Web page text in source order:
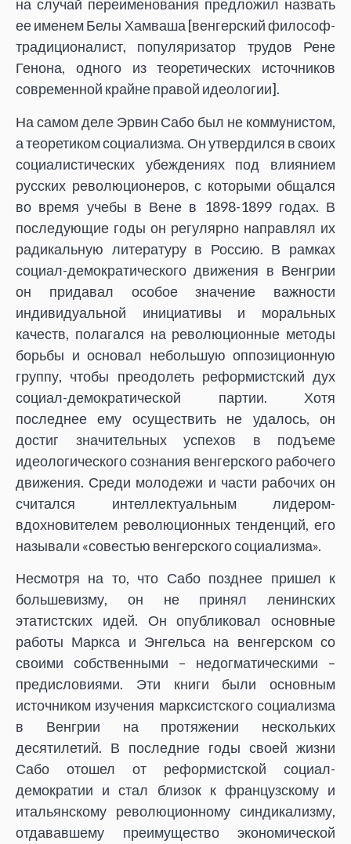
на случай переименования предложил назвать
ее именем Белы Хамваша [венгерский философ-
традиционалист, популяризатор трудов Рене
Генона, одного из теоретических источников
современной крайне правой идеологии].
На самом деле Эрвин Сабо был не коммунистом,
а теоретиком социализма. Он утвердился в своих
социалистических убеждениях под влиянием
русских революционеров, с которыми общался
во время учебы в Вене в 1898-1899 годах. В
последующие годы он регулярно направлял их
радикальную литературу в Россию. В рамках
социал-демократического движения в Венгрии
он придавал особое значение важности
индивидуальной инициативы и моральных
качеств, полагался на революционные методы
борьбы и основал небольшую оппозиционную
группу, чтобы преодолеть реформистский дух
социал-демократической партии. Хотя
последнее ему осуществить не удалось, он
достиг значительных успехов в подъеме
идеологического сознания венгерского рабочего
движения. Среди молодежи и части рабочих он
считался интеллектуальным лидером-
вдохновителем революционных тенденций, его
называли «совестью венгерского социализма».
Несмотря на то, что Сабо позднее пришел к
большевизму, он не принял ленинских
этатистских идей. Он опубликовал основные
работы Маркса и Энгельса на венгерском со
своими собственными – недогматическими –
предисловиями. Эти книги были основным
источником изучения марксистского социализма
в Венгрии на протяжении нескольких
десятилетий. В последние годы своей жизни
Сабо отошел от реформистской социал-
демократии и стал близок к французскому и
итальянскому революционному синдикализму,
отдававшему преимущество экономической